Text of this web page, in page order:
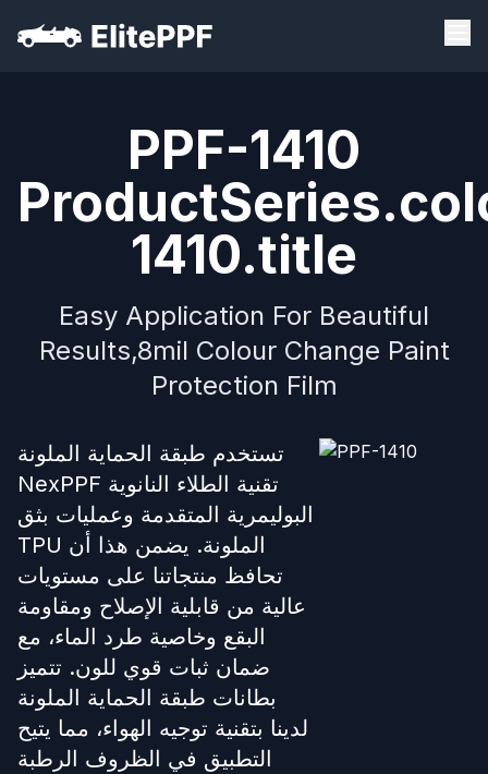
PPF-1410
1410.title
Easy Application For Beautiful
Results,8mil Colour Change Paint
Protection Film
تستخدم طبقة الحماية الملونة
NexPPF تقنية الطلاء النانوية
البوليمرية المتقدمة وعمليات بثق
TPU الملونة. يضمن هذا أن
تحافظ منتجاتنا على مستويات
عالية من قابلية الإصلاح ومقاومة
البقع وخاصية طرد الماء، مع
ضمان ثبات قوي للون. تتميز
بطانات طبقة الحماية الملونة
لدينا بتقنية توجيه الهواء، مما يتيح
التطبيق في الظروف الرطبة